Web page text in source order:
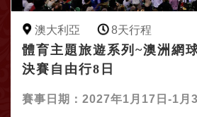
澳大利亞 8天行程
體育主題旅遊系列~澳洲網
決賽自由行8日
賽事日期：2027年1月17日-1月